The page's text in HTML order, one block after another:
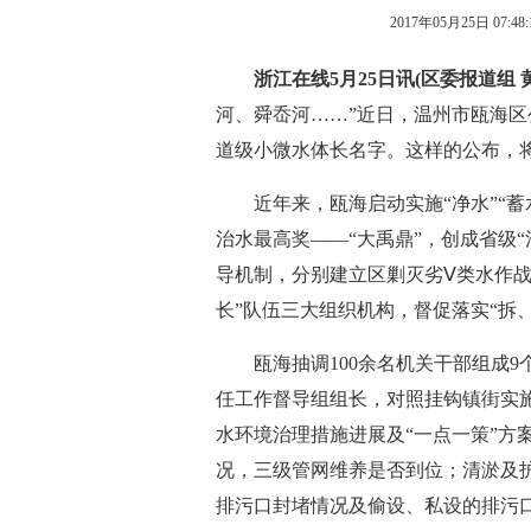
2017年05月25日
浙江在线5月25日讯(区委报道组
河、舜岙河……”近日，温州市瓯海区
道级小微水体长名字。这样的公布，
近年来，瓯海启动实施“净水”“蓄
治水最高奖——“大禹鼎”，创成省级“
导机制，分别建立区剿灭劣Ⅴ类水作
长”队伍三大组织机构，督促落实“拆
瓯海抽调100余名机关干部组成9
任工作督导组组长，对照挂钩镇街实
水环境治理措施进展及“一点一策”方
况，三级管网维养是否到位；清淤及
排污口封堵情况及偷设、私设的排污